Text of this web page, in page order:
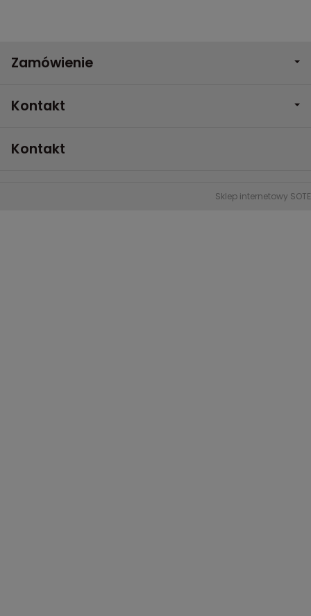
Zamówienie
Kontakt
Kontakt
Sklep internetowy SOTE